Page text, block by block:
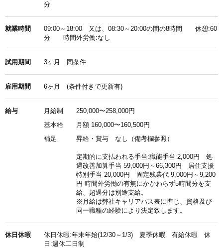
分
就業時間
09:00～18:00 又は、08:30～20:00の間の8時間 休憩:60
分 時間外労働:なし
試用期間 3ヶ月 同条件
雇用期間 6ヶ月 (条件付きで更新有)
給与 月給制
250,000〜258,000円
基本給
月額 160,000〜160,500円
補足
昇給・賞与 なし（備考欄参照）
定期的に支払われる手当:職能手当 2,000円 処
遇改善加算手当 59,000円～66,300円 居住支援
特別手当 20,000円 固定残業代 9,000円～9,200
円 時間外労働の有無にかかわらず5時間分を支
給、超過分は別途支給。
※月給は弊社キャリアパス表に準じ、資格及び
同一職種の経験により決定致します。
休日休暇
休日休暇:年末年始(12/30～1/3) 夏季休暇 有給休暇 休
日:週休二日制